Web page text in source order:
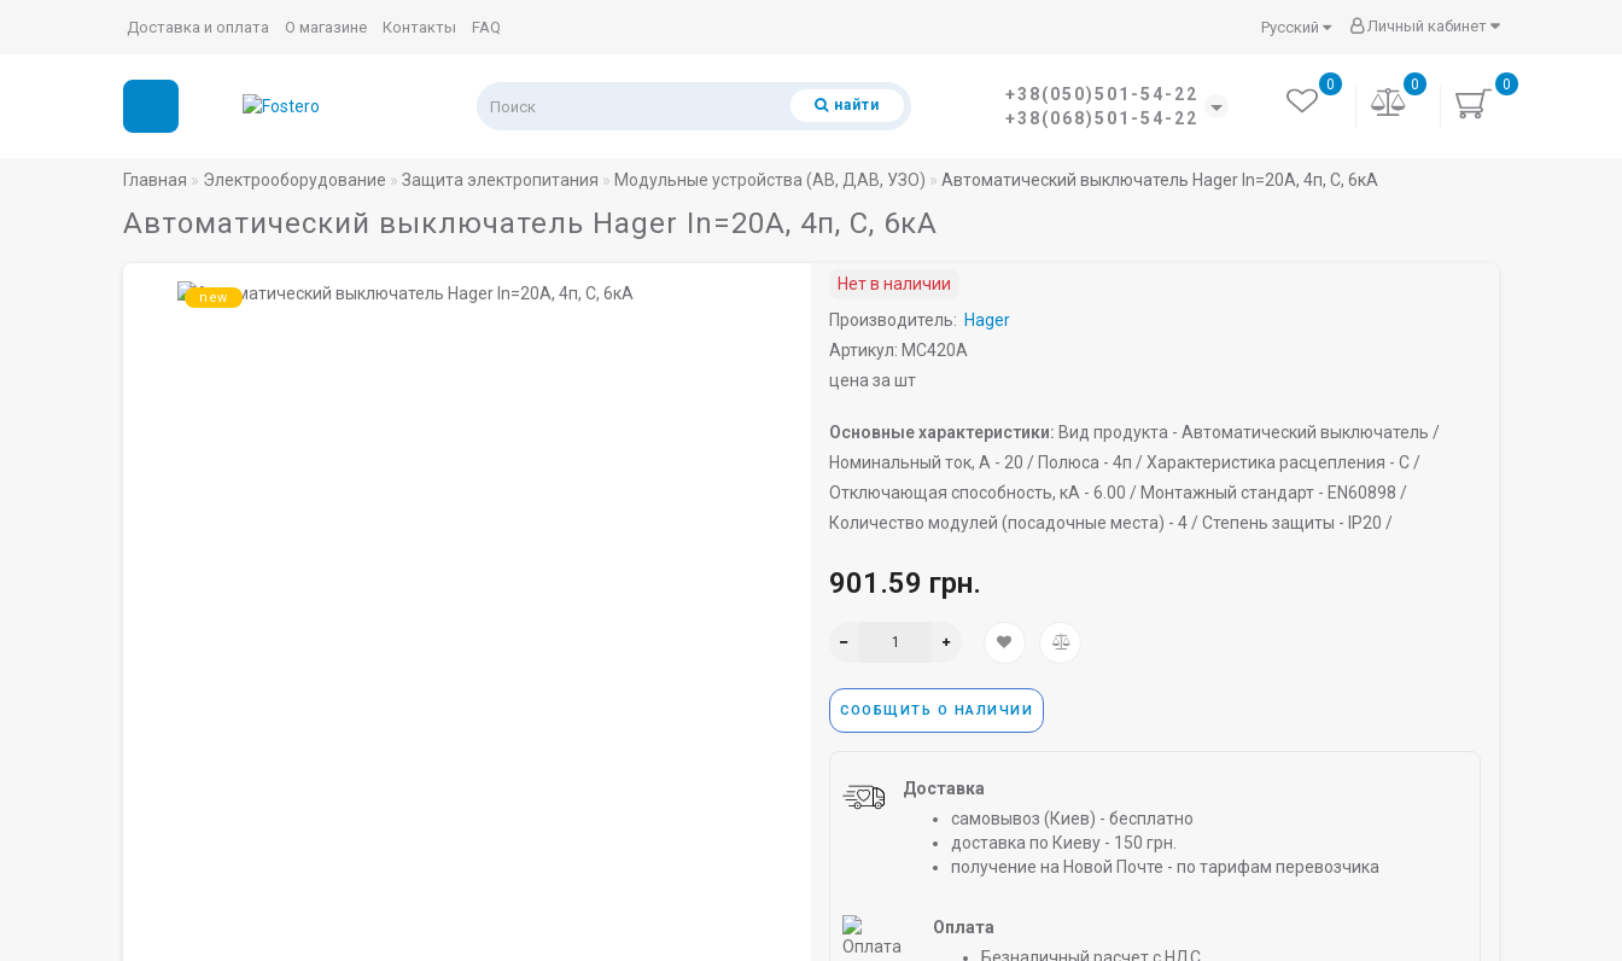
Личный кабинет
Русский
Доставка и оплата О магазине Контакты FAQ
найти
+38(050)501-54-22
+38(068)501-54-22
0
0
0
Главная Электрооборудование Защита электропитания Модульные устройства (АВ, ДАВ, УЗО) Автоматический выключатель Hager In=20A, 4п, C, 6кА
Автоматический выключатель Hager In=20A, 4п, C, 6кА
new
Нет в наличии
Производитель: Hager
Артикул: MC420A
цена за шт
Основные характеристики: Вид продукта - Автоматический выключатель /
Номинальный ток, A - 20 / Полюса - 4п /Характеристика расцепления - C /
Отключающая способность, кА - 6.00 / Монтажный стандарт - EN60898 /
Количество модулей (посадочные места) - 4 /Степень защиты - IP20 /
901.59 грн.
СООБЩИТЬ О НАЛИЧИИ
Доставка
самовывоз (Киев) - бесплатно
доставка по Киеву - 150 грн.
получение на Новой Почте - по тарифам перевозчика
Оплата